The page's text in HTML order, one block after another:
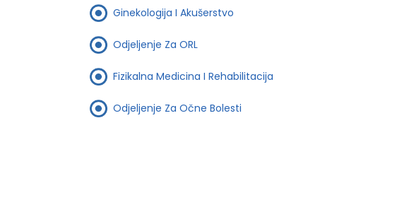
Ginekologija I Akušerstvo
Odjeljenje Za ORL
Fizikalna Medicina I Rehabilitacija
Odjeljenje Za Očne Bolesti